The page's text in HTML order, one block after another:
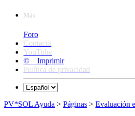
Más
Foro
Contacto
YouTube
© Imprimir
Política de privacidad
PV*SOL Ayuda > Páginas > Evaluación